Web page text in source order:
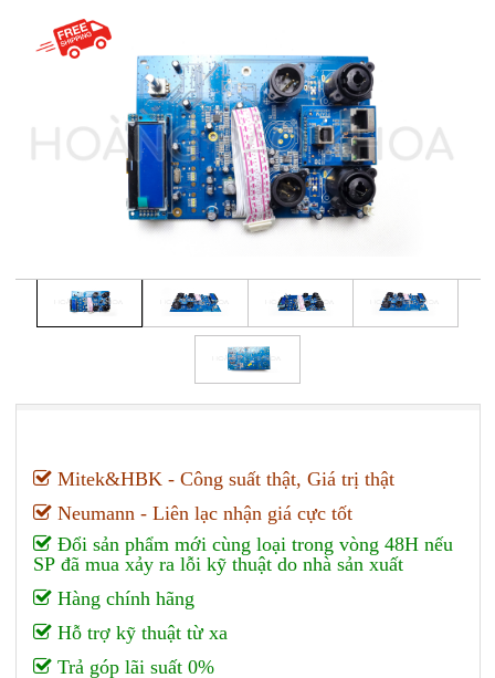
Mitek&HBK - Công suất thật, Giá trị thật
Neumann - Liên lạc nhận giá cực tốt
Đổi sản phẩm mới cùng loại trong vòng 48H nếu
SP đã mua xảy ra lỗi kỹ thuật do nhà sản xuất
Hàng chính hãng
Hỗ trợ kỹ thuật từ xa
Trả góp lãi suất 0%